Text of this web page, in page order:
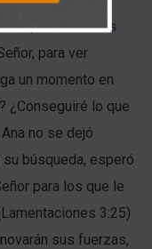
tipo. Luchamos
para ver
un momento en
¿Conseguiré lo que
no se dejó
búsqueda, esperó
para los que le
3:25)
sus fuerzas,